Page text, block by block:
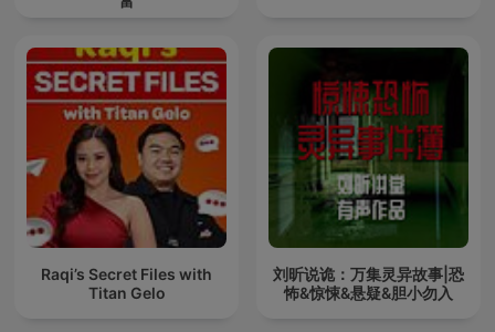
Raqi’s Secret Files with
Titan Gelo
刘昕说诡：万集灵异故事|恐
怖&惊悚&悬疑&胆小勿入